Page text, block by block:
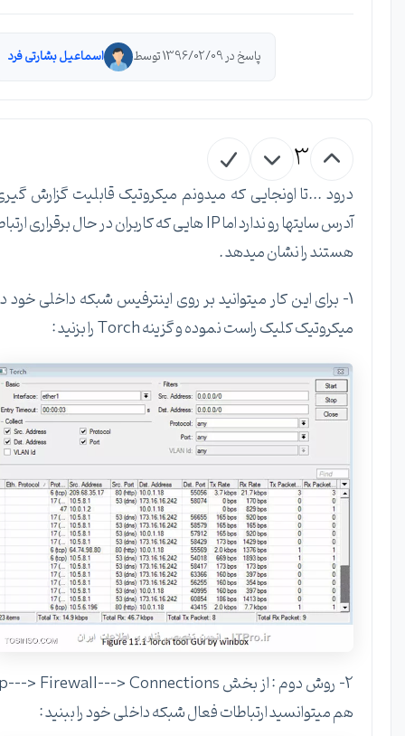
اسماعیل بشارتی فرد
3
درود ...تا اونجایی که میدونم میکروتیک قابلیت گزارش گیری
آدرس سایتها رو ندارد اما IP هایی که کاربران در حال برقراری ارتباط
هستند را نشان میدهد .
1- برای این کار میتوانید بر روی اینترفیس شبکه داخلی خود در
میکروتیک کلیک راست نموده و گزینه Torch را بزنید :
2- روش دوم : از بخش ip---> Firewall---> Connections
هم میتوانسید ارتباطات فعال شبکه داخلی خود را ببنید :